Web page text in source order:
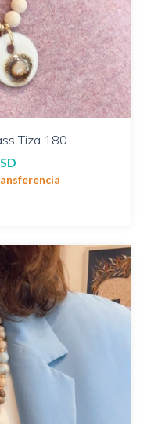
Tiza 180